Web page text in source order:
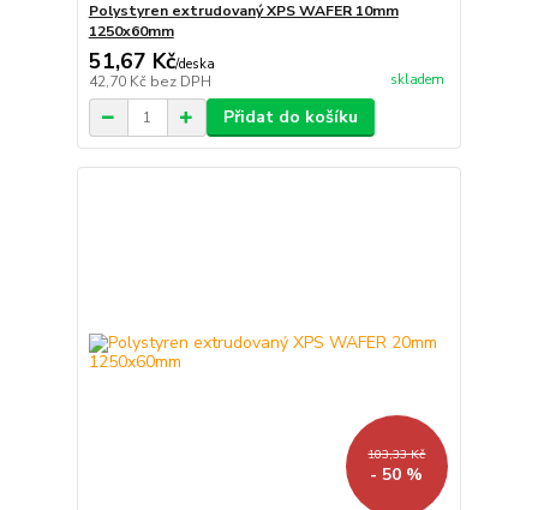
Polystyren extrudovaný XPS WAFER 10mm
1250x60mm
51,67 Kč/deska
42,70 Kč bez DPH skladem
Přidat do košíku
103,33 Kč
- 50 %